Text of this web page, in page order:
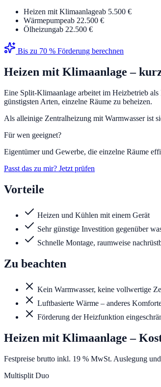
Heizen mit Klimaanlageab 5.500 €
Wärmepumpeab 22.500 €
Ölheizungab 22.500 €
Bis zu 70 % Förderung berechnen
Heizen mit Klimaanlage –
Eine Split-Klimaanlage arbeitet im Heizbetrieb
günstigsten Arten, einzelne Räume zu beheizen.
Als alleinige Zentralheizung mit Warmwasser ist
Für wen geeignet?
Eigentümer und Gewerbe, die einzelne Räume
Passt das zu mir? Jetzt prüfen
Vorteile
Heizen und Kühlen mit einem Gerät
Sehr günstige Investition gegenüber
Schnelle Montage, raumweise
Zu beachten
Kein Warmwasser, keine vollwertige
Luftbasierte Wärme – anderes
Förderung der Heizfunktion
Heizen mit Klimaanlage –
Festpreise brutto inkl. 19 % MwSt. Auslegung
Multisplit Duo